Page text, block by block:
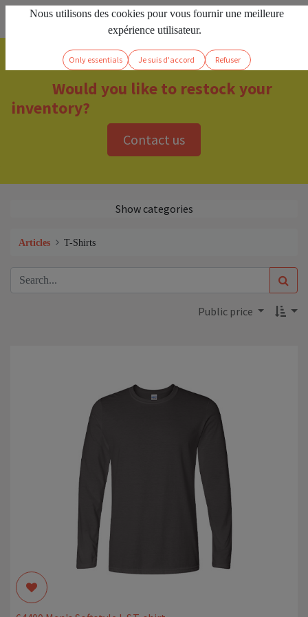
Sign in EN
Would you like to restock your
inventory?
Contact us
Show categories
Articles T-Shirts
Public price
Nous utilisons des cookies pour vous fournir une meilleure
expérience utilisateur.
Only essentials Je suis d'accord Refuser